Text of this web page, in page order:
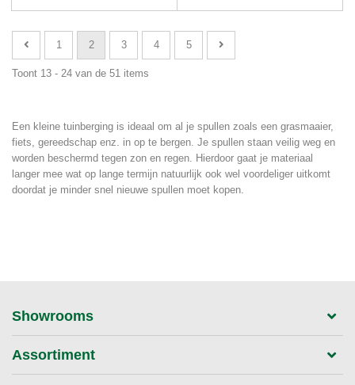
1 2 3 4 5
Toont 13 - 24 van de 51 items
Een kleine tuinberging is ideaal om al je spullen zoals een grasmaaier,
fiets, gereedschap enz. in op te bergen. Je spullen staan veilig weg en
worden beschermd tegen zon en regen. Hierdoor gaat je materiaal
langer mee wat op lange termijn natuurlijk ook wel voordeliger uitkomt
doordat je minder snel nieuwe spullen moet kopen.
Showrooms
Assortiment